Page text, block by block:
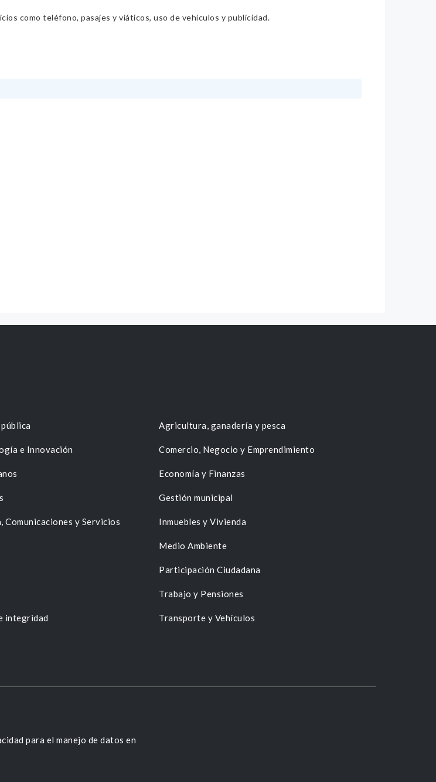
como teléfono, pasajes y viáticos, uso de vehículos y publicidad.
Agricultura, ganadería y pesca
e Innovación Comercio, Negocio y Emprendimiento
Economía y Finanzas
Gestión municipal
y Servicios
Inmuebles y Vivienda
Medio Ambiente
Participación Ciudadana
Trabajo y Pensiones
integridad Transporte y Vehículos
para el manejo de datos en